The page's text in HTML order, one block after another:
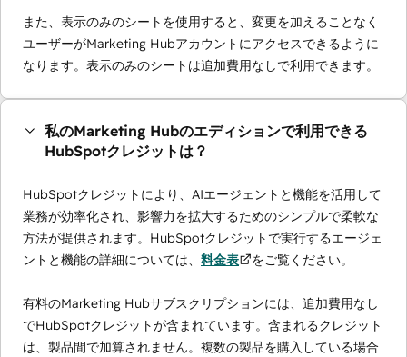
また、表示のみのシートを使用すると、変更を加えることなく
ユーザーがMarketing Hubアカウントにアクセスできるように
なります。表示のみのシートは追加費用なしで利用できます。
私のMarketing Hubのエディションで利用できる
HubSpotクレジットは？
HubSpotクレジットにより、AIエージェントと機能を活用して
業務が効率化され、影響力を拡大するためのシンプルで柔軟な
方法が提供されます。HubSpotクレジットで実行するエージェ
ントと機能の詳細については、 料金表 をご覧ください。
有料のMarketing Hubサブスクリプションには、追加費用なし
でHubSpotクレジットが含まれています。含まれるクレジット
は、製品間で加算されません。複数の製品を購入している場合